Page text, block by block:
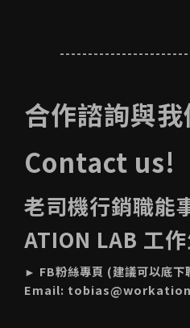
合作諮詢與
Contact us!
老司機行銷職能
ATION LAB 工
► FB粉絲專頁 (建議可以底下
Email: